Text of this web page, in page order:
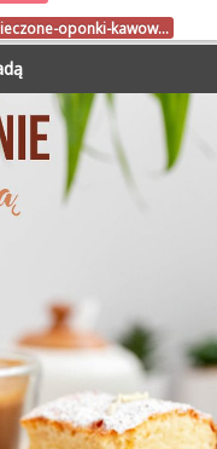
oponki-kawow…